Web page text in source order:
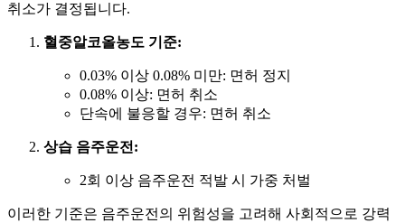
취소가 결정됩니다.
혈중알코올농도 기준:
0.03% 이상 0.08% 미만: 면허 정지
0.08% 이상: 면허 취소
단속에 불응할 경우: 면허 취소
상습 음주운전:
2회 이상 음주운전 적발 시 가중 처벌
이러한 기준은 음주운전의 위험성을 고려해 사회적으로 강력